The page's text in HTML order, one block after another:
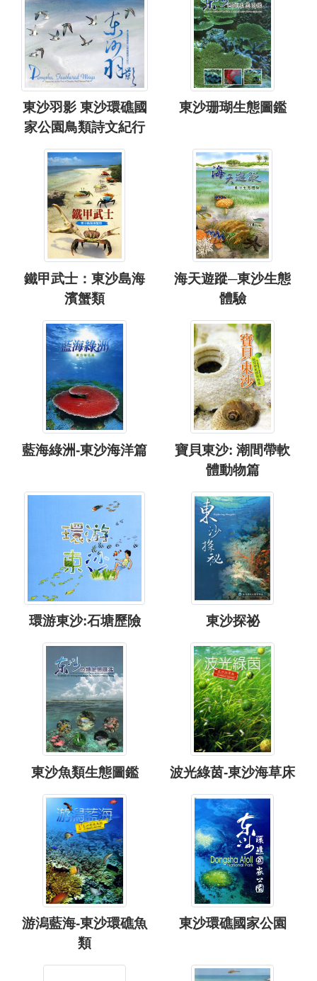
東沙羽影 東沙環礁國
家公園鳥類詩文紀行
東沙珊瑚生態圖鑑
鐵甲武士：東沙島海
濱蟹類
海天遊蹤─東沙生態
體驗
藍海綠洲-東沙海洋篇
寶貝東沙: 潮間帶軟
體動物篇
環游東沙:石塘歷險 東沙探祕
東沙魚類生態圖鑑 波光綠茵-東沙海草床
游潟藍海-東沙環礁魚
類
東沙環礁國家公園